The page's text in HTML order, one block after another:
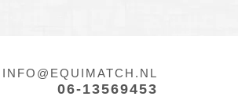
INFO@EQUIMATCH.NL
06-13569453